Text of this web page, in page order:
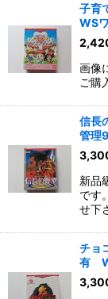
子育
WS
画像
ご購
信長
管理
新品
です
せ下
チョ
有